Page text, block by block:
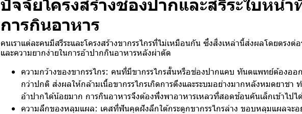
การกินอาหาร
คนเราแต่ละคนมีสรีระและโครงสร้างขากรรไกรที่ไม่เหมือนกัน ซึ่งสิ่งเหล่านี้ส่งผลโดยตรงต่
และความยากง่ายในการอ้าปากกินอาหารหลังผ่าตัด
ความกว้างของขากรรไกร: คนที่มีขากรรไกรสั้นหรือช่องปากแคบ ทันตแพทย์ต้องออ
กว่าปกติ ส่งผลให้กล้ามเนื้อขากรรไกรเกิดการตึงและระบมอย่างมากหลังหมดยาชา
อ้าปากได้น้อยมาก การกินอาหารจึงต้องพึ่งพาอาหารเหลวที่สอดช้อนคันเล็กเข้าไปไ
ความลึกของหลุมแผล: เคสที่ฟันคุดฝังลึกใต้กระดูกขากรรไกรล่าง ขอบหลุมแผลจะอ